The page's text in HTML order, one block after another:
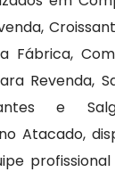
Fábrica,
Revenda,
e
Atacado,